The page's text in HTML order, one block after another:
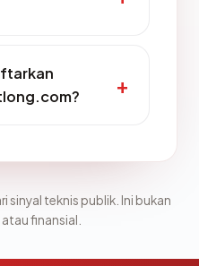
sinyal teknis publik. Ini bukan
finansial.